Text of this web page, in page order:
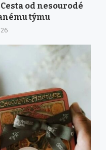
od nesourodé
týmu